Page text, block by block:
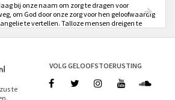
bij onze naam om zorg te dragen voor
om God door onze zorg voor hen geloofwaardig
te vertellen. Talloze mensen dreigen te
te
VOLG GELOOFSTOERUSTING